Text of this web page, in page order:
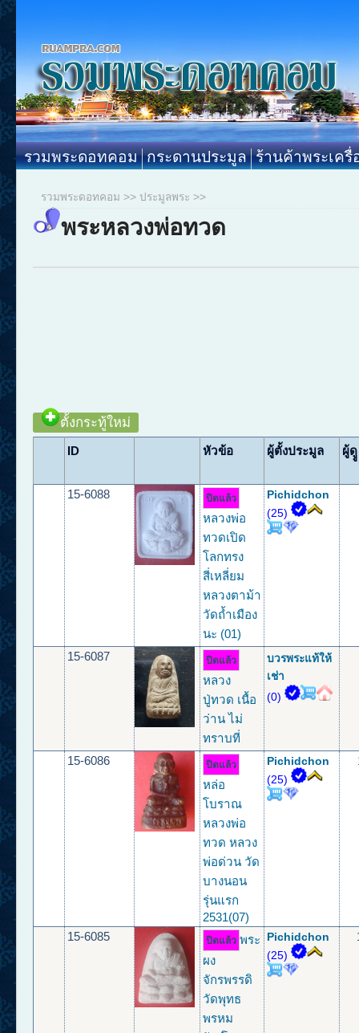
รวมพระดอทคอม กระดานประมูล ร้านค้าพระเครื่
รวมพระดอทคอม >> ประมูลพระ >>
พระหลวงพ่อทวด
ตั้งกระทู้ใหม่
ID หัวข้อ ผู้ตั้งประมูล ผู้ดูู
15-6088 ปิดแล้ว
หลวงพ่อ
ทวดเปิด
โลกทรง
สี่เหลี่ยม
หลวงตาม้า
วัดถ้ำเมือง
นะ (01)
Pichidchon
(25)
15-6087 ปิดแล้ว
หลวง
ปู่ทวด เนื้อ
ว่าน ไม่
ทราบที่
บวรพระแท้ให้
เช่า
(0)
15-6086 ปิดแล้ว
หล่อ
โบราณ
หลวงพ่อ
ทวด หลวง
พ่อด่วน วัด
บางนอน
รุ่นแรก
2531(07)
Pichidchon
(25)
15-6085 ปิดแล้ว พระ
ผง
จักรพรรดิ
วัดพุทธ
พรหม
Pichidchon
(25)